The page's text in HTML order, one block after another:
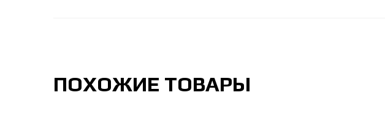
ПОХОЖИЕ ТОВАРЫ